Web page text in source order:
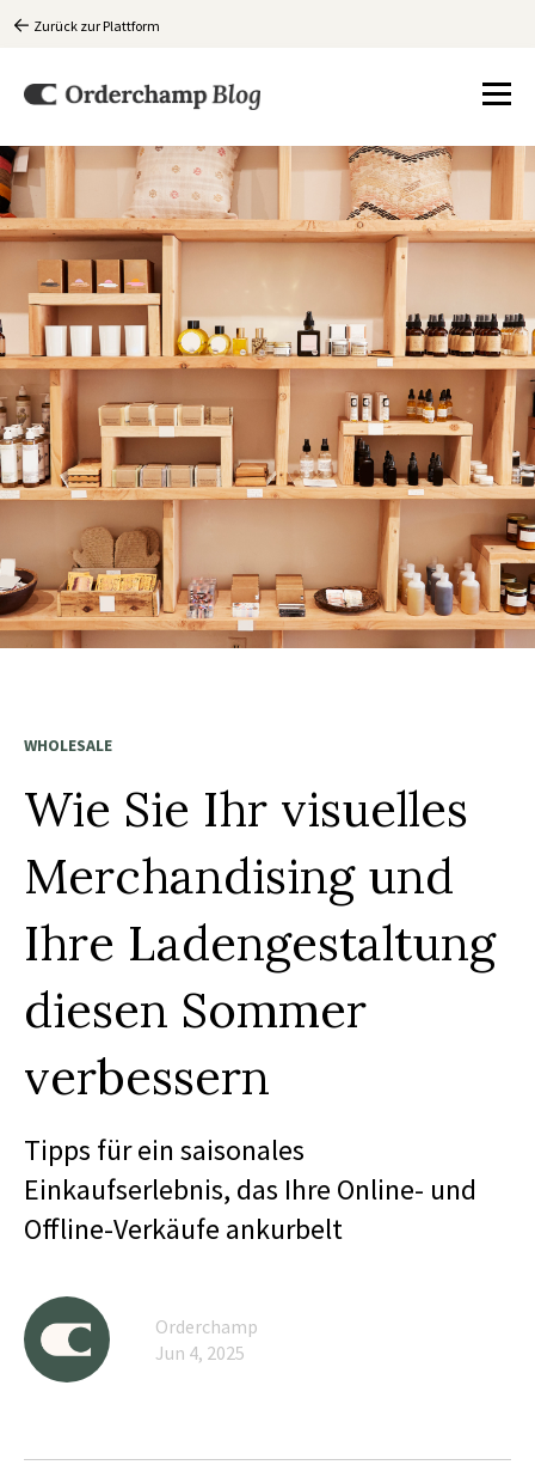
Zurück zur Plattform
WHOLESALE
Wie Sie Ihr visuelles
Merchandising und
Ihre Ladengestaltung
diesen Sommer
verbessern
Tipps für ein saisonales
Einkaufserlebnis, das Ihre Online- und
Offline-Verkäufe ankurbelt
Orderchamp
Jun 4, 2025